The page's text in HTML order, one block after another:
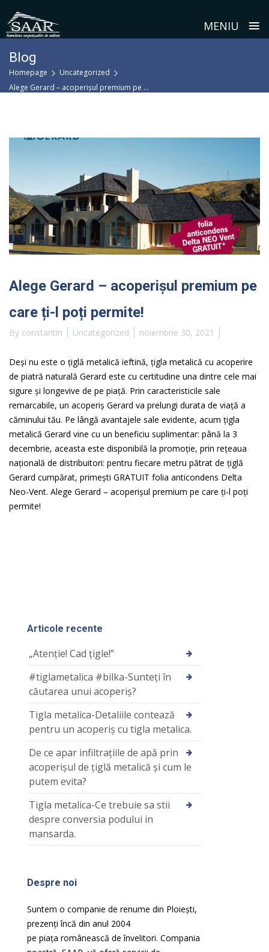
MENIU ≡
content
Blog
Homepage
Uncategorized
Alege Gerard – acoperișul premium pe ...
Alege Gerard – acoperișul premium pe
care ți-l poți permite!
By constantin Uncategorized noiembrie 30, 2021
Deși nu este o țiglă metalică ieftină, țigla metalică cu acoperire
de piatră naturală Gerard este cu certitudine una dintre cele mai
sigure și longevive de pe piață. Prin caracteristicile sale
remarcabile, un acoperiș Gerard va prelungi durata de viață a
căminului tău. Pe lângă avantajele sale evidente, acum țigla
metalică Gerard vine cu un beneficiu suplimentar: până la 3
decembrie, aceasta este disponibilă la promoție, prin rețeaua
națională de distribuitori: pentru fiecare metru pătrat de țiglă
Gerard cumpărat, primești GRATUIT folia anticondens Delta
Neo-Vent. Alege Gerard – acoperișul premium pe care ți-l poți
permite!
Articole recente
„Atenție! Cad țigle!”
#tiglametalica #bilka-Sunteți în
căutarea unui acoperiș?
Tigla metalica-Detaliile contează
pentru un acoperiş cu tigla metalica.
De ce apar infiltrațiile de apă prin
acoperișul de țiglă metalică și cum le
putem evita?
Tigla metalica-Ce trebuie sa stii
despre conversia podului in
mansarda.
Despre noi
Suntem o companie de renume din Ploiești,
prezenți încă din anul 2004
pe piața românească deînvelitori. Compania